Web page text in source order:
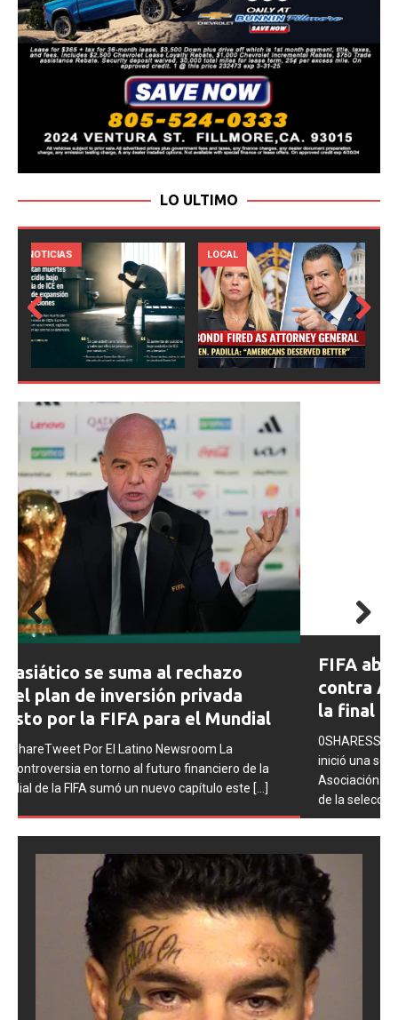
LO ULTIMO
LOCAL NOTICIAS
Prev
Next
FIFA abre expedientes disciplinarios
contra Argentina tras los incidentes en
la final del Mundial 2026
0SHARESShareTweet Por El Latino Newsroom La FIFA
inició una serie de procesos disciplinarios contra la
Asociación del Fútbol Argentino (AFA), cuatro integrantes
Prev
ious